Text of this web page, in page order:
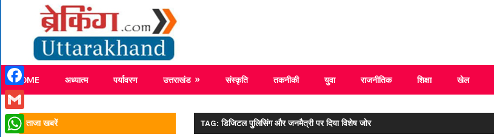
content
Breaking News Uttarakhand
HOME अध्यात्म पर्यावरण उत्तराखंड संस्कृति तकनीकी युवा राजनीतिक शिक्षा खेल
TAG: डिजिटल पुलिसिंग और जनमैत्री पर दिया विशेष जोर
ताजा खबरें
Facebook
Gmail